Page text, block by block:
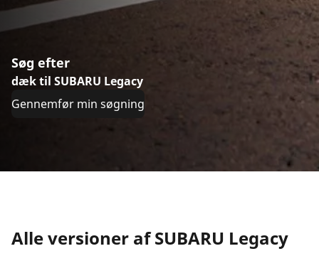
Søg efter
dæk til SUBARU Legacy
Gennemfør min søgning
Alle versioner af SUBARU Legacy